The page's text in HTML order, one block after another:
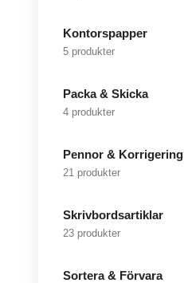
Kontorspapper
5 produkter
Packa & Skicka
4 produkter
Pennor & Korrigering
21 produkter
Skrivbordsartiklar
23 produkter
Sortera & Förvara